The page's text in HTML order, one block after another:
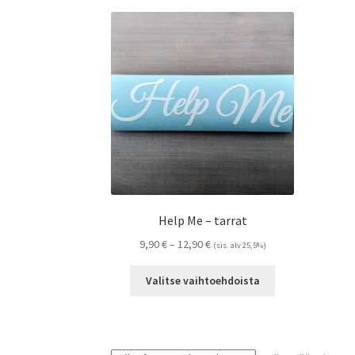
Help Me – tarrat
9,90€– 12,90€Hintaluokka:
-
(sis. alv 25,5%)
Valitse vaihtoehdoista